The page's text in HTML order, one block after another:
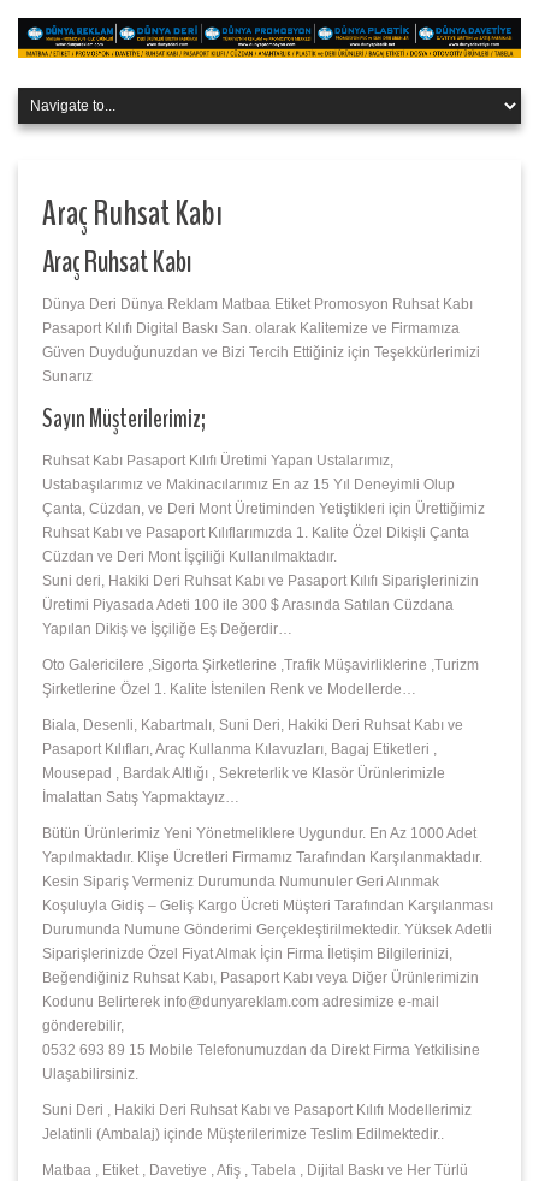
Araç Ruhsat Kabı
Araç Ruhsat Kabı
Dünya Deri Dünya Reklam Matbaa Etiket Promosyon Ruhsat Kabı
Pasaport Kılıfı Digital Baskı San. olarak Kalitemize ve Firmamıza
Güven Duyduğunuzdan ve Bizi Tercih Ettiğiniz için Teşekkürlerimizi
Sunarız
Sayın Müşterilerimiz;
Ruhsat Kabı Pasaport Kılıfı Üretimi Yapan Ustalarımız,
Ustabaşılarımız ve Makinacılarımız En az 15 Yıl Deneyimli Olup
Çanta, Cüzdan, ve Deri Mont Üretiminden Yetiştikleri için Ürettiğimiz
Ruhsat Kabı ve Pasaport Kılıflarımızda 1. Kalite Özel Dikişli Çanta
Cüzdan ve Deri Mont İşçiliği Kullanılmaktadır.
Suni deri, Hakiki Deri Ruhsat Kabı ve Pasaport Kılıfı Siparişlerinizin
Üretimi Piyasada Adeti 100 ile 300 $ Arasında Satılan Cüzdana
Yapılan Dikiş ve İşçiliğe Eş Değerdir…
Oto Galericilere ,Sigorta Şirketlerine ,Trafik Müşavirliklerine ,Turizm
Şirketlerine Özel 1. Kalite İstenilen Renk ve Modellerde…
Biala, Desenli, Kabartmalı, Suni Deri, Hakiki Deri Ruhsat Kabı ve
Pasaport Kılıfları, Araç Kullanma Kılavuzları, Bagaj Etiketleri ,
Mousepad , Bardak Altlığı , Sekreterlik ve Klasör Ürünlerimizle
İmalattan Satış Yapmaktayız…
Bütün Ürünlerimiz Yeni Yönetmeliklere Uygundur. En Az 1000 Adet
Yapılmaktadır. Klişe Ücretleri Firmamız Tarafından Karşılanmaktadır.
Kesin Sipariş Vermeniz Durumunda Numunuler Geri Alınmak
Koşuluyla Gidiş – Geliş Kargo Ücreti Müşteri Tarafından Karşılanması
Durumunda Numune Gönderimi Gerçekleştirilmektedir. Yüksek Adetli
Siparişlerinizde Özel Fiyat Almak İçin Firma İletişim Bilgilerinizi,
Beğendiğiniz Ruhsat Kabı, Pasaport Kabı veya Diğer Ürünlerimizin
Kodunu Belirterek info@dunyareklam.com adresimize e-mail
gönderebilir,
0532 693 89 15 Mobile Telefonumuzdan da Direkt Firma Yetkilisine
Ulaşabilirsiniz.
Suni Deri , Hakiki Deri Ruhsat Kabı ve Pasaport Kılıfı Modellerimiz
Jelatinli (Ambalaj) içinde Müşterilerimize Teslim Edilmektedir..
Matbaa , Etiket , Davetiye , Afiş , Tabela , Dijital Baskı ve Her Türlü